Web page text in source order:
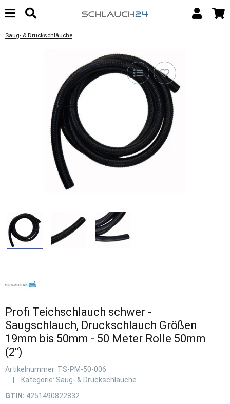
Saug- & Druckschläuche
Profi Teichschlauch schwer -
Saugschlauch, Druckschlauch Größen
19mm bis 50mm - 50 Meter Rolle 50mm
(2")
Artikelnummer: TS-PM-50-006
Kategorie: Saug- & Druckschläuche
GTIN: 4251490822832